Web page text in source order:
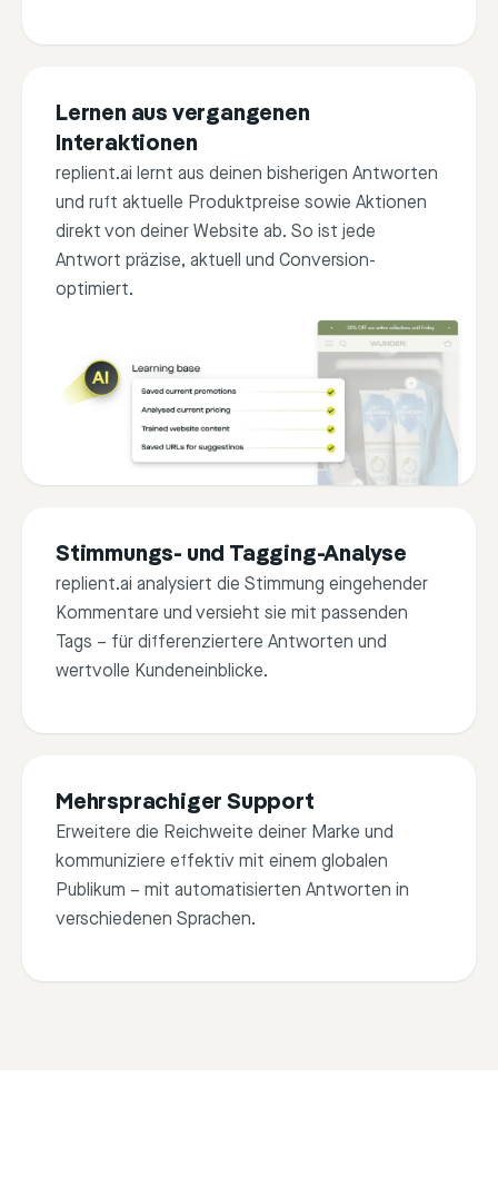
If
Lernen aus vergangenen
Interaktionen
replient.ai lernt aus deinen bisherigen Antworten
und ruft aktuelle Produktpreise sowie Aktionen
direkt von deiner Website ab. So ist jede
Antwort präzise, aktuell und Conversion-
optimiert.
Stimmungs- und Tagging-Analyse
replient.ai analysiert die Stimmung eingehender
Kommentare und versieht sie mit passenden
Tags – für differenziertere Antworten und
wertvolle Kundeneinblicke.
Juan Castro
I love this product. i
something like this but ....
Mehrsprachiger Support
Erweitere die Reichweite deiner Marke und
kommuniziere effektiv mit einem globalen
Publikum – mit automatisierten Antworten in
verschiedenen Sprachen.